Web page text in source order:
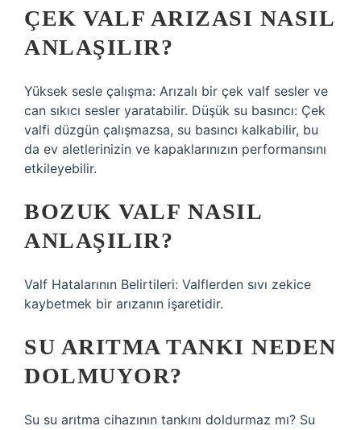
ÇEK VALF ARIZASI NASIL
ANLAŞILIR?
Yüksek sesle çalışma: Arızalı bir çek valf sesler ve
can sıkıcı sesler yaratabilir. Düşük su basıncı: Çek
valfi düzgün çalışmazsa, su basıncı kalkabilir, bu
da ev aletlerinizin ve kapaklarınızın performansını
etkileyebilir.
BOZUK VALF NASIL
ANLAŞILIR?
Valf Hatalarının Belirtileri: Valflerden sıvı zekice
kaybetmek bir arızanın işaretidir.
SU ARITMA TANKI NEDEN
DOLMUYOR?
Su su arıtma cihazının tankını doldurmaz mı? Su